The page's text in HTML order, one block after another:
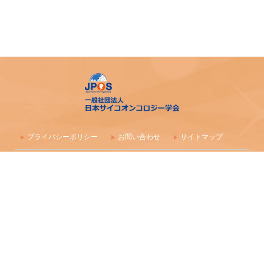
アピアランス＜問題＞への心理社会的支援のための研修会
プライバシーポリシー お問い合わせ サイトマップ